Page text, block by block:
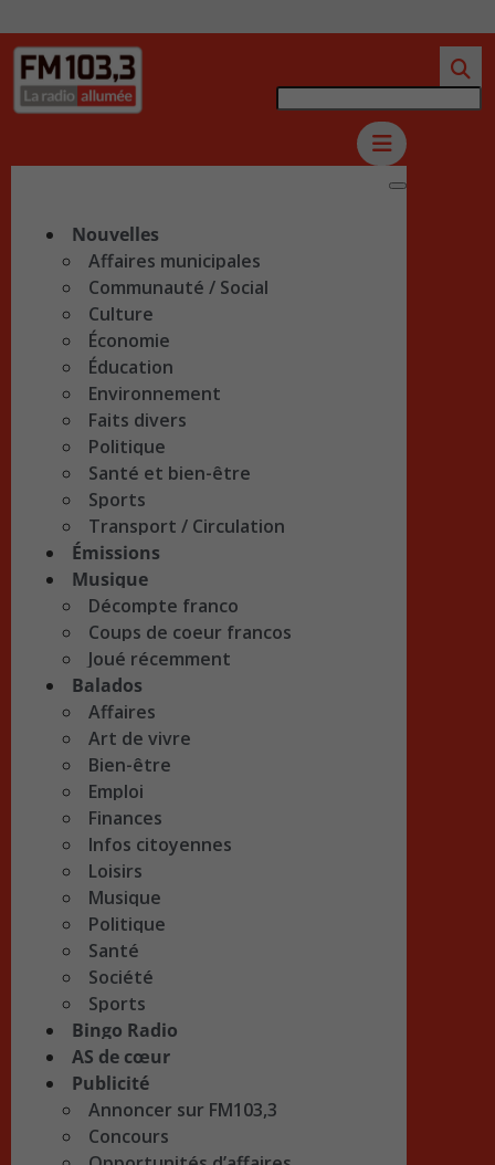
Nouvelles
Affaires municipales
Communauté / Social
Culture
Économie
Éducation
Environnement
Faits divers
Politique
Santé et bien-être
Sports
Transport / Circulation
Émissions
Musique
Décompte franco
Coups de coeur francos
Joué récemment
Balados
Affaires
Art de vivre
Bien-être
Emploi
Finances
Infos citoyennes
Loisirs
Musique
Politique
Santé
Société
Sports
Bingo Radio
AS de cœur
Publicité
Annoncer sur FM103,3
Concours